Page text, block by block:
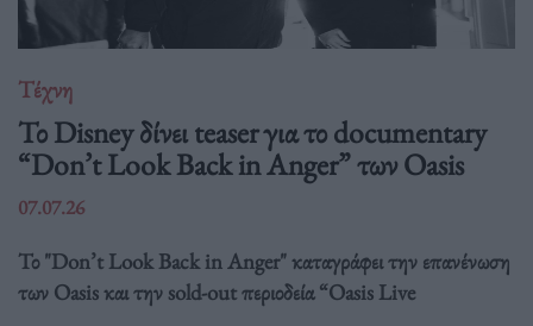
Τέχνη
Το Disney δίνει teaser για το documentary
“Don’t Look Back in Anger” των Oasis
07.07.26
Το "Don’t Look Back in Anger" καταγράφει την επανένωση
των Oasis και την sold-out περιοδεία “Oasis Live